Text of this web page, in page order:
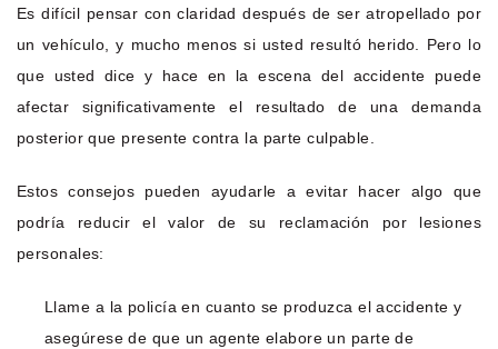
Es difícil pensar con claridad después de ser atropellado por
un vehículo, y mucho menos si usted resultó herido. Pero lo
que usted dice y hace en la escena del accidente puede
afectar significativamente el resultado de una demanda
posterior que presente contra la parte culpable.
Estos consejos pueden ayudarle a evitar hacer algo que
podría reducir el valor de su reclamación por lesiones
personales:
Llame a la policía en cuanto se produzca el accidente y
asegúrese de que un agente elabore un parte de